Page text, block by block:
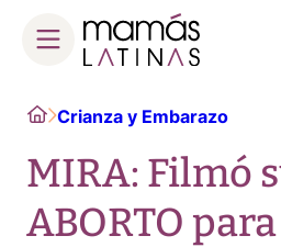
content
HomeCrianza y Embarazo
MIRA: Filmó
ABORTO para